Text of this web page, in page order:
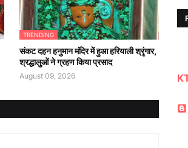
TRENDING
संकट दहन हनुमान मंदिर में हुआ हरियाली श्रृंगार,
श्रद्धालुओं ने ग्रहण किया प्रसाद
August 09, 2026